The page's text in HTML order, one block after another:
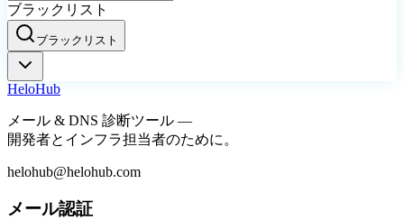
ブラックリスト
ブラックリスト
HeloHub
メール & DNS 診断ツール —
開発者とインフラ担当者のために。
helohub@helohub.com
メール認証